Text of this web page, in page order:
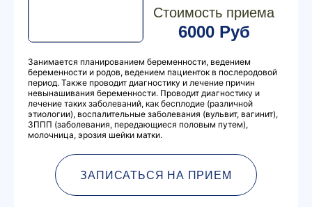
Стоимость приема
6000 Руб
Занимается планированием беременности, ведением
беременности и родов, ведением пациенток в послеродовой
период. Также проводит диагностику и лечение причин
невынашивания беременности. Проводит диагностику и
лечение таких заболеваний, как бесплодие (различной
этиологии), воспалительные заболевания (вульвит, вагинит),
ЗППП (заболевания, передающиеся половым путем),
молочница, эрозия шейки матки.
ЗАПИСАТЬСЯ НА ПРИЕМ